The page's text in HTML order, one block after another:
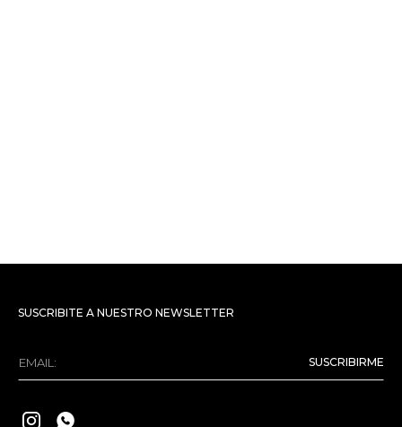
SUSCRIBITE A NUESTRO NEWSLETTER
SUSCRIBIRME
 